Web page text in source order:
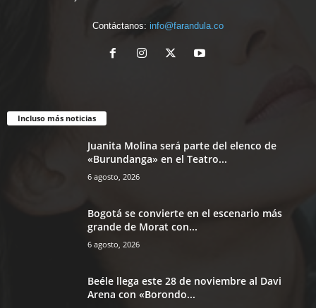
Contáctanos: info@farandula.co
Incluso más noticias
Juanita Molina será parte del elenco de
«Burundanga» en el Teatro...
6 agosto, 2026
Bogotá se convierte en el escenario más
grande de Morat con...
6 agosto, 2026
Beéle llega este 28 de noviembre al Davi
Arena con «Borondo...